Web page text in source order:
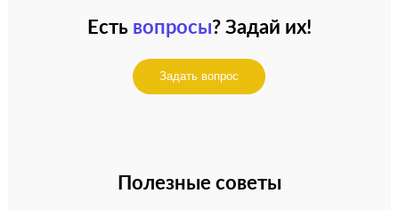
Есть вопросы? Задай их!
Задать вопрос
Полезные советы